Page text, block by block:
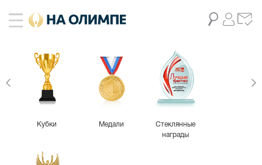
Кубки Медали
Стеклянные
награды